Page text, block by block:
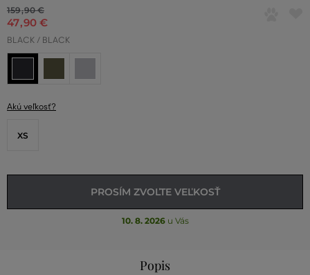
159,90 €
47,90 €
BLACK / BLACK
Akú veľkosť?
XS
PROSÍM ZVOĽTE VEĽKOSŤ
10. 8. 2026u Vás
Popis